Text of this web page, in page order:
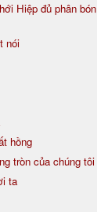
Hiệp đủ phân bón
nói
hồng
tròn của chúng tôi
ta